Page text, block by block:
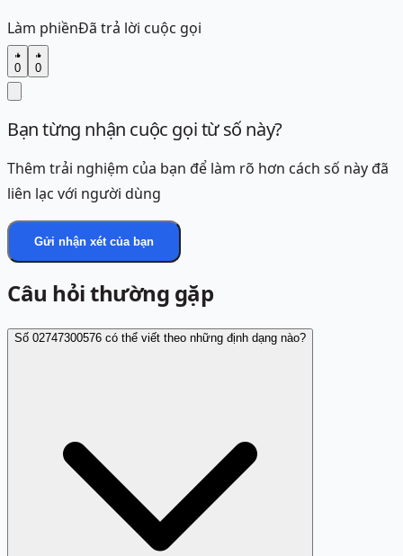
Làm phiềnĐã trả lời cuộc gọi
0 0
Bạn từng nhận cuộc gọi từ số này?
Thêm trải nghiệm của bạn để làm rõ hơn cách số này đã
liên lạc với người dùng
Gửi nhận xét của bạn
Câu hỏi thường gặp
Số 02747300576 có thể viết theo những định dạng nào?